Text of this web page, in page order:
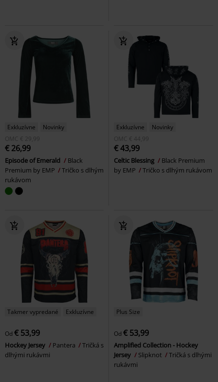
Exkluzívne
Novinky
OMC € 29,99
€ 26,99
Episode of Emerald
Black
Premium by EMP
Tričko s dlhým
rukávom
Exkluzívne
Novinky
OMC € 44,99
€ 43,99
Celtic Blessing
Black Premium
by EMP
Tričko s dlhým rukávom
Takmer vypredané Exkluzívne
Od € 53,99
Hockey Jersey Pantera
Tričká s
dlhými rukávmi
Plus Size
Od € 53,99
Amplified Collection - Hockey
Jersey
Slipknot
Tričká s dlhými
rukávmi